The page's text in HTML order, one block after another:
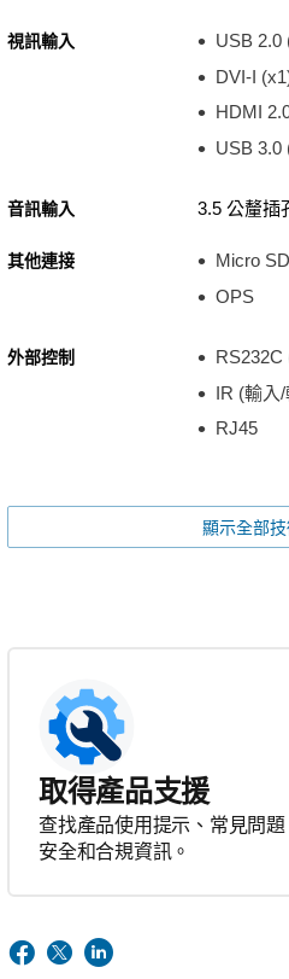
視訊輸入
USB 2.0
DVI-I
HDMI
USB 3.0
音訊輸入 3.5 公釐插
其他連接
Micro
OPS
外部控制
RS232C
IR (輸入
RJ45
顯示全部
取得產品支援
查找產品使用提示、常見問
安全和合規資訊。